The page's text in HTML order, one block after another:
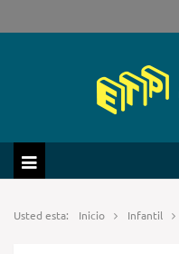
Usted esta: Inicio Infantil